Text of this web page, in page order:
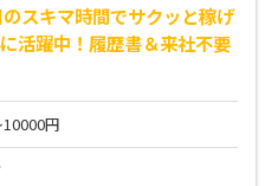
スキマ時間でサクッと稼げ
活躍中！履歴書＆来社不要
円